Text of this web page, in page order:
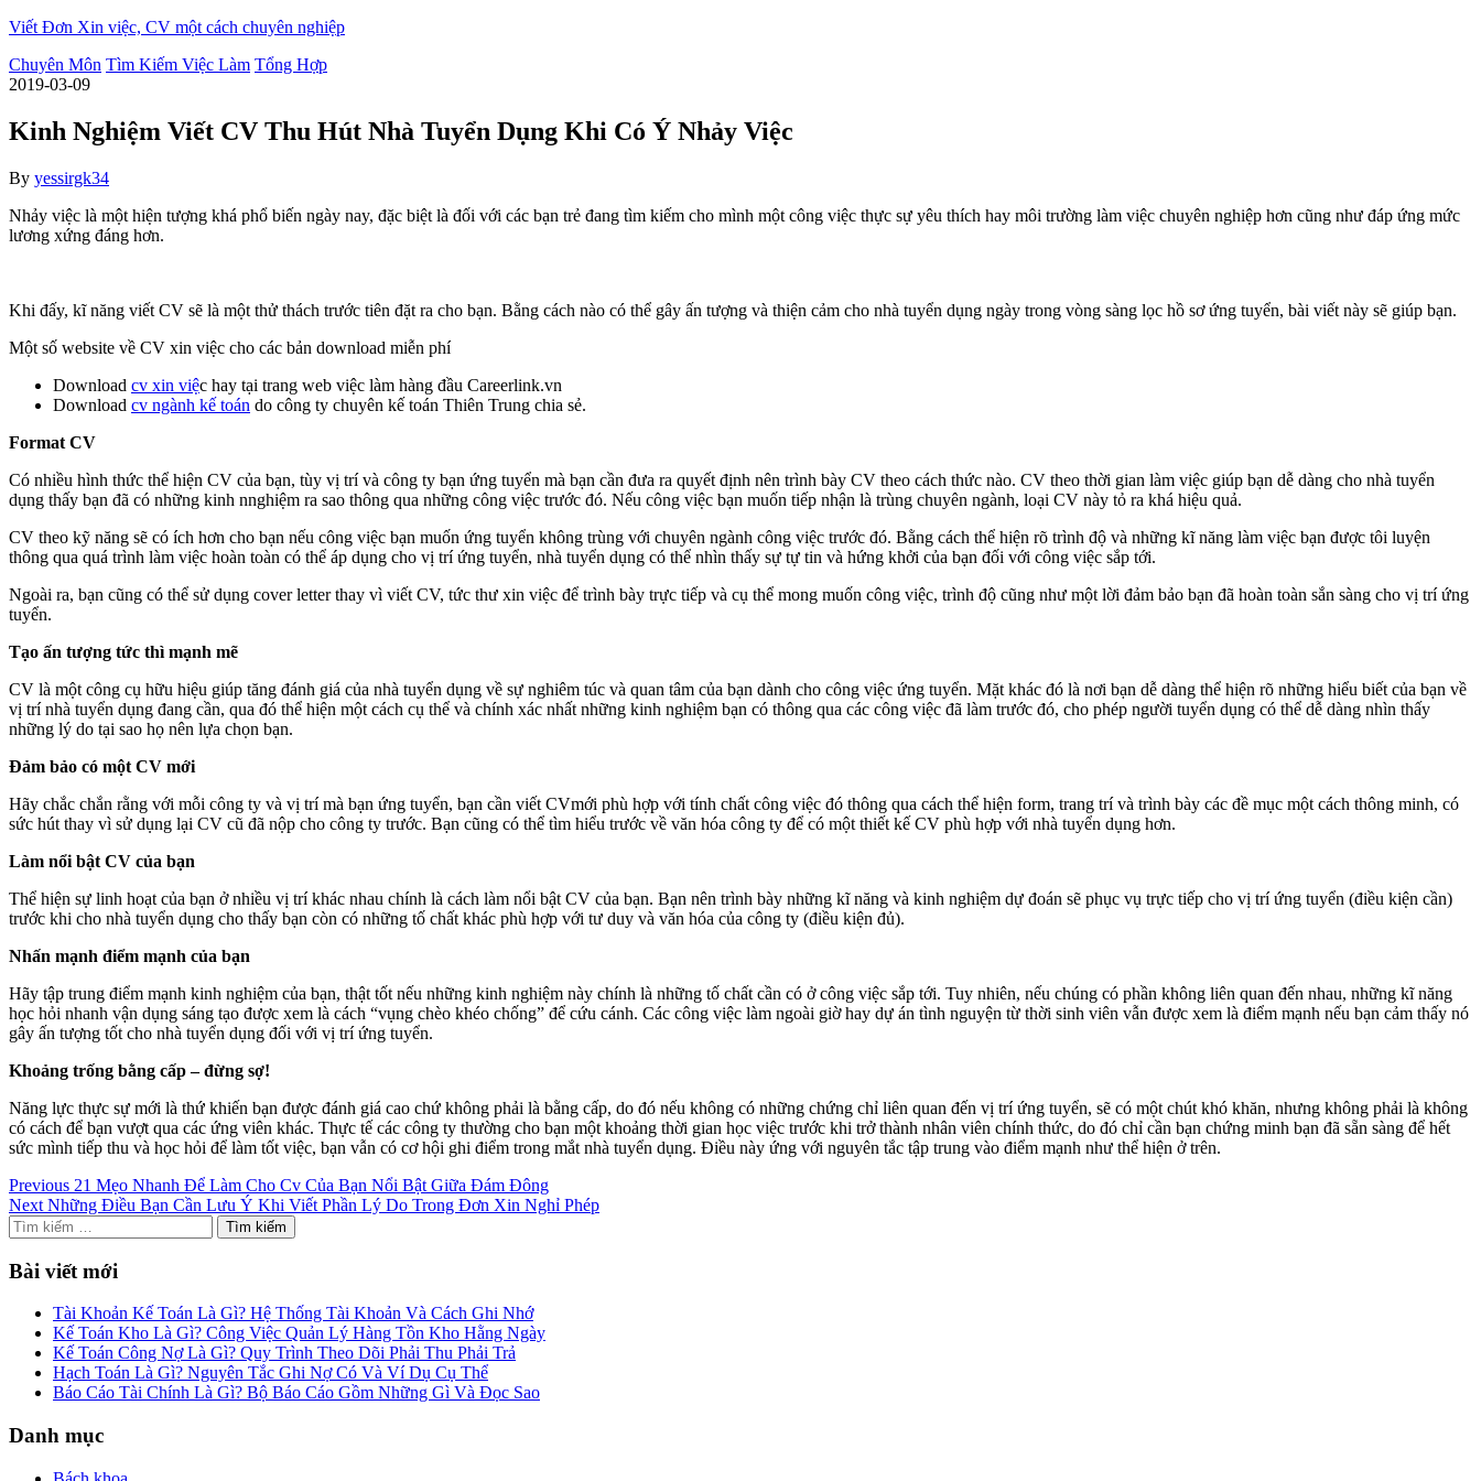
Skip
the
content
Viết Đơn Xin việc, CV một cách chuyên nghiệp
Chuyên Môn Tìm Kiếm Việc Làm Tổng Hợp
2019-03-09
Kinh Nghiệm Viết CV Thu Hút Nhà Tuyển Dụng Khi Có Ý Nhảy Việc
By yessirgk34
Nhảy việc là một hiện tượng khá phổ biến ngày nay, đặc biệt là đối với các bạn trẻ đang tìm kiếm cho mình một công việc thực sự yêu thích hay môi trường làm việc chuyên nghiệp hơn cũng như đáp ứng mức
lương xứng đáng hơn.
Khi đấy, kĩ năng viết CV sẽ là một thử thách trước tiên đặt ra cho bạn. Bằng cách nào có thể gây ấn tượng và thiện cảm cho nhà tuyển dụng ngày trong vòng sàng lọc hồ sơ ứng tuyển, bài viết này sẽ giúp bạn.
Một số website về CV xin việc cho các bản download miễn phí
Download cv xin việc hay tại trang web việc làm hàng đầu Careerlink.vn
Download cv ngành kế toán do công ty chuyên kế toán Thiên Trung chia sẻ.
Format CV
Có nhiều hình thức thể hiện CV của bạn, tùy vị trí và công ty bạn ứng tuyển mà bạn cần đưa ra quyết định nên trình bày CV theo cách thức nào. CV theo thời gian làm việc giúp bạn dễ dàng cho nhà tuyển
dụng thấy bạn đã có những kinh nnghiệm ra sao thông qua những công việc trước đó. Nếu công việc bạn muốn tiếp nhận là trùng chuyên ngành, loại CV này tỏ ra khá hiệu quả.
CV theo kỹ năng sẽ có ích hơn cho bạn nếu công việc bạn muốn ứng tuyển không trùng với chuyên ngành công việc trước đó. Bằng cách thể hiện rõ trình độ và những kĩ năng làm việc bạn được tôi luyện
thông qua quá trình làm việc hoàn toàn có thể áp dụng cho vị trí ứng tuyển, nhà tuyển dụng có thể nhìn thấy sự tự tin và hứng khởi của bạn đối với công việc sắp tới.
Ngoài ra, bạn cũng có thể sử dụng cover letter thay vì viết CV, tức thư xin việc để trình bày trực tiếp và cụ thể mong muốn công việc, trình độ cũng như một lời đảm bảo bạn đã hoàn toàn sắn sàng cho vị trí ứng
tuyển.
Tạo ấn tượng tức thì mạnh mẽ
CV là một công cụ hữu hiệu giúp tăng đánh giá của nhà tuyển dụng về sự nghiêm túc và quan tâm của bạn dành cho công việc ứng tuyển. Mặt khác đó là nơi bạn dễ dàng thể hiện rõ những hiểu biết của bạn về
vị trí nhà tuyển dụng đang cần, qua đó thể hiện một cách cụ thể và chính xác nhất những kinh nghiệm bạn có thông qua các công việc đã làm trước đó, cho phép người tuyển dụng có thể dễ dàng nhìn thấy
những lý do tại sao họ nên lựa chọn bạn.
Đảm bảo có một CV mới
Hãy chắc chắn rằng với mỗi công ty và vị trí mà bạn ứng tuyển, bạn cần viết CVmới phù hợp với tính chất công việc đó thông qua cách thể hiện form, trang trí và trình bày các đề mục một cách thông minh, có
sức hút thay vì sử dụng lại CV cũ đã nộp cho công ty trước. Bạn cũng có thể tìm hiểu trước về văn hóa công ty để có một thiết kế CV phù hợp với nhà tuyển dụng hơn.
Làm nổi bật CV của bạn
Thể hiện sự linh hoạt của bạn ở nhiều vị trí khác nhau chính là cách làm nổi bật CV của bạn. Bạn nên trình bày những kĩ năng và kinh nghiệm dự đoán sẽ phục vụ trực tiếp cho vị trí ứng tuyển (điều kiện cần)
trước khi cho nhà tuyển dụng cho thấy bạn còn có những tố chất khác phù hợp với tư duy và văn hóa của công ty (điều kiện đủ).
Nhấn mạnh điểm mạnh của bạn
Hãy tập trung điểm mạnh kinh nghiệm của bạn, thật tốt nếu những kinh nghiệm này chính là những tố chất cần có ở công việc sắp tới. Tuy nhiên, nếu chúng có phần không liên quan đến nhau, những kĩ năng
học hỏi nhanh vận dụng sáng tạo được xem là cách “vụng chèo khéo chống” để cứu cánh. Các công việc làm ngoài giờ hay dự án tình nguyện từ thời sinh viên vẫn được xem là điểm mạnh nếu bạn cảm thấy nó
gây ấn tượng tốt cho nhà tuyển dụng đối với vị trí ứng tuyển.
Khoảng trống bằng cấp – đừng sợ!
Năng lực thực sự mới là thứ khiến bạn được đánh giá cao chứ không phải là bằng cấp, do đó nếu không có những chứng chỉ liên quan đến vị trí ứng tuyển, sẽ có một chút khó khăn, nhưng không phải là không
có cách để bạn vượt qua các ứng viên khác. Thực tế các công ty thường cho bạn một khoảng thời gian học việc trước khi trở thành nhân viên chính thức, do đó chỉ cần bạn chứng minh bạn đã sẵn sàng để hết
sức mình tiếp thu và học hỏi để làm tốt việc, bạn vẫn có cơ hội ghi điểm trong mắt nhà tuyển dụng. Điều này ứng với nguyên tắc tập trung vào điểm mạnh như thể hiện ở trên.
Điều
hướng
bài
viết
Previous
Post
Previous 21 Mẹo Nhanh Để Làm Cho Cv Của Bạn Nổi Bật Giữa Đám Đông
Next
Post
Next Những Điều Bạn Cần Lưu Ý Khi Viết Phần Lý Do Trong Đơn Xin Nghỉ Phép
Tìm
kiếm
cho:
Bài viết mới
Tài Khoản Kế Toán Là Gì? Hệ Thống Tài Khoản Và Cách Ghi Nhớ
Kế Toán Kho Là Gì? Công Việc Quản Lý Hàng Tồn Kho Hằng Ngày
Kế Toán Công Nợ Là Gì? Quy Trình Theo Dõi Phải Thu Phải Trả
Hạch Toán Là Gì? Nguyên Tắc Ghi Nợ Có Và Ví Dụ Cụ Thể
Báo Cáo Tài Chính Là Gì? Bộ Báo Cáo Gồm Những Gì Và Đọc Sao
Danh mục